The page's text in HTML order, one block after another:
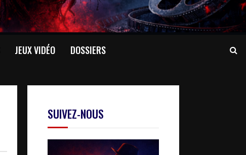
JEUX VIDÉO DOSSIERS
SUIVEZ-NOUS